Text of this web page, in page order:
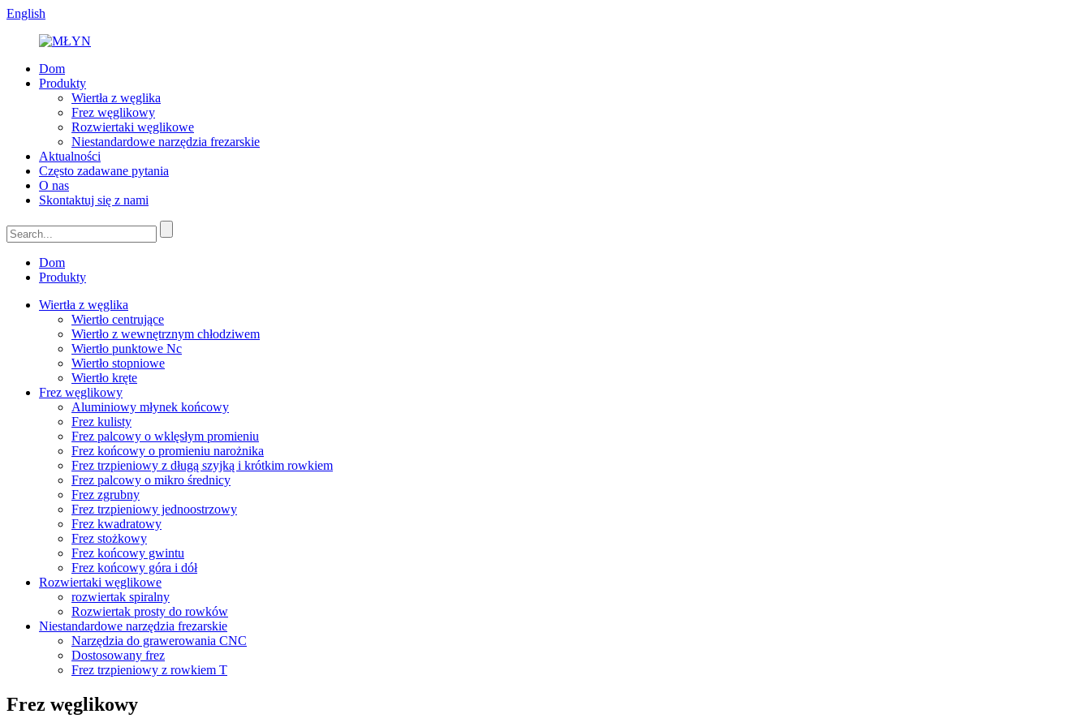
English
Dom
Produkty
Wiertła z węglika
Frez węglikowy
Rozwiertaki węglikowe
Niestandardowe narzędzia frezarskie
Aktualności
Często zadawane pytania
O nas
Skontaktuj się z nami
Dom
Produkty
Wiertła z węglika
Wiertło centrujące
Wiertło z wewnętrznym chłodziwem
Wiertło punktowe Nc
Wiertło stopniowe
Wiertło kręte
Frez węglikowy
Aluminiowy młynek końcowy
Frez kulisty
Frez palcowy o wklęsłym promieniu
Frez końcowy o promieniu narożnika
Frez trzpieniowy z długą szyjką i krótkim rowkiem
Frez palcowy o mikro średnicy
Frez zgrubny
Frez trzpieniowy jednoostrzowy
Frez kwadratowy
Frez stożkowy
Frez końcowy gwintu
Frez końcowy góra i dół
Rozwiertaki węglikowe
rozwiertak spiralny
Rozwiertak prosty do rowków
Niestandardowe narzędzia frezarskie
Narzędzia do grawerowania CNC
Dostosowany frez
Frez trzpieniowy z rowkiem T
Frez węglikowy